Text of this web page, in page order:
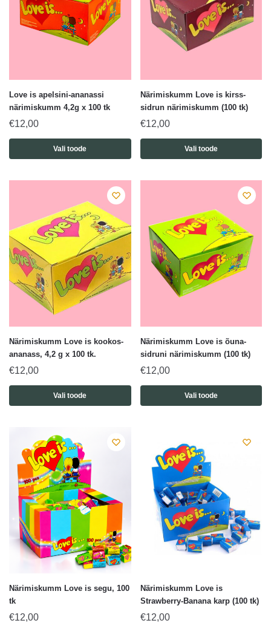
Love is apelsini-ananassi
närimiskumm 4,2g x 100 tk
€12,00
Vali toode
Närimiskumm Love is kirss-
sidrun närimiskumm (100 tk)
€12,00
Vali toode
Närimiskumm Love is kookos-
ananass, 4,2 g x 100 tk.
€12,00
Vali toode
Närimiskumm Love is õuna-
sidruni närimiskumm (100 tk)
€12,00
Vali toode
Närimiskumm Love is segu, 100
tk
€12,00
Närimiskumm Love is
Strawberry-Banana karp (100 tk)
€12,00